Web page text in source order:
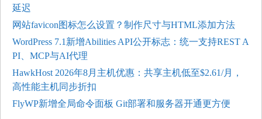
延迟
网站favicon图标怎么设置？制作尺寸与HTML添加方法
WordPress 7.1新增Abilities API公开标志：统一支持REST A
PI、MCP与AI代理
HawkHost 2026年8月主机优惠：共享主机低至$2.61/月，
高性能主机同步折扣
FlyWP新增全局命令面板 Git部署和服务器开通更方便